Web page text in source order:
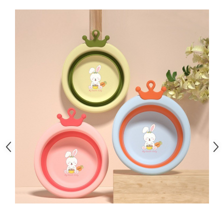
Zdrobitoare electrice & manuale
Zdrobitoare manuale
Masini de cusut si accesorii
Articole antidaunatori gradina
Suflante si aspiratoare exterior
Unelte altoit
Unelte manuale de gradina -
Stropitori
Folie si plase pt plante
Masini de maturat manuale